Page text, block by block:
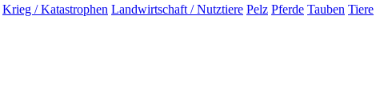
Krieg / Katastrophen Landwirtschaft / Nutztiere Pelz Pferde Tauben Tiere